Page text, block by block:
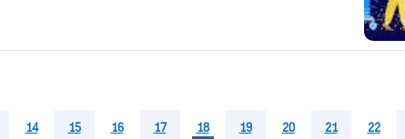
Pagina
14 Pagina
15 Pagina
16 Pagina
17 Pagina
18 Pagina
19 Pagina
20 Pagina
21 Pagina
22